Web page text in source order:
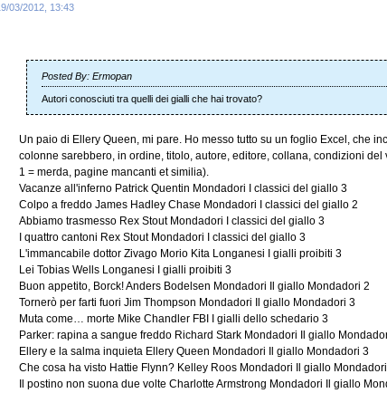
03/2012, 13:43
Posted By: Ermopan
Autori conosciuti tra quelli dei gialli che hai trovato?
Un paio di Ellery Queen, mi pare. Ho messo tutto su un foglio Excel, che
colonne sarebbero, in ordine, titolo, autore, editore, collana, condizioni
1 = merda, pagine mancanti et similia).
Vacanze all'inferno Patrick Quentin Mondadori I classici del giallo 3
Colpo a freddo James Hadley Chase Mondadori I classici del giallo 2
Abbiamo trasmesso Rex Stout Mondadori I classici del giallo 3
I quattro cantoni Rex Stout Mondadori I classici del giallo 3
L'immancabile dottor Zivago Morio Kita Longanesi I gialli proibiti 3
Lei Tobias Wells Longanesi I gialli proibiti 3
Buon appetito, Borck! Anders Bodelsen Mondadori Il giallo Mondadori 2
Tornerò per farti fuori Jim Thompson Mondadori Il giallo Mondadori 3
Muta come… morte Mike Chandler FBI I gialli dello schedario 3
Parker: rapina a sangue freddo Richard Stark Mondadori Il giallo
Ellery e la salma inquieta Ellery Queen Mondadori Il giallo Mondadori 3
Che cosa ha visto Hattie Flynn? Kelley Roos Mondadori Il giallo
Il postino non suona due volte Charlotte Armstrong Mondadori Il giallo